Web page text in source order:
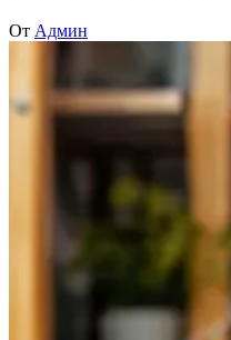
От Админ